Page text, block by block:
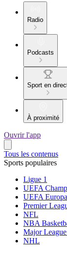
Radio
Podcasts
Sport en
À proximité
Ouvrir l'app
Tous les contenus
Sports populaires
Ligue 1
UEFA
UEFA
Premier
NFL
NBA
Major
NHL